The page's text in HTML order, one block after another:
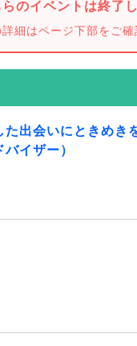
のイベントは終了し
細はページ下部をご確
た出会いにときめ
イザー）